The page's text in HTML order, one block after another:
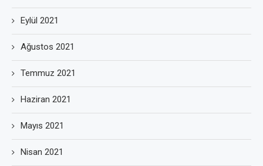
Eylül 2021
Ağustos 2021
Temmuz 2021
Haziran 2021
Mayıs 2021
Nisan 2021